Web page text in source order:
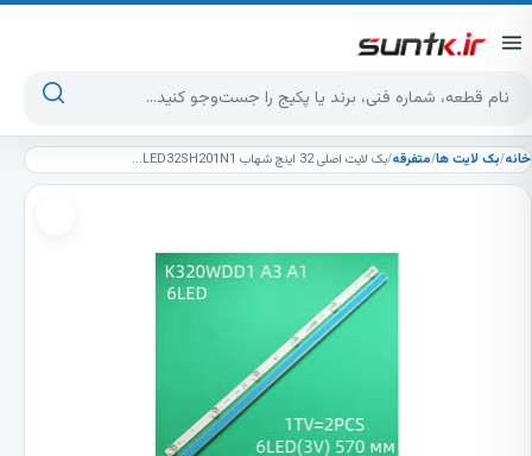
جست‌وجوی محصولات
خانه/بک لایت ها/متفرقه/ بک لایت اصلی 32 اینچ شهاب LED32SH201N1 شامل 2شاخه 6 ال ای دی